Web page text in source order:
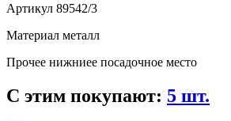
Артикул 89542/3
Материал металл
Прочее нижниее посадочное место
С этим покупают: 5 шт.